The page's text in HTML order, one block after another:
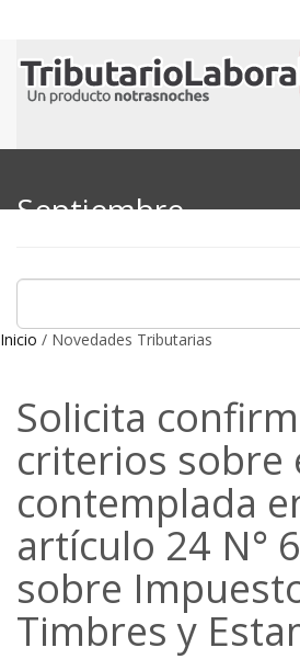
Septiembre
Inicio / Novedades Tributarias
Solicita
criterios sobre
contemplada
artículo 24 N°
sobre
Timbres y